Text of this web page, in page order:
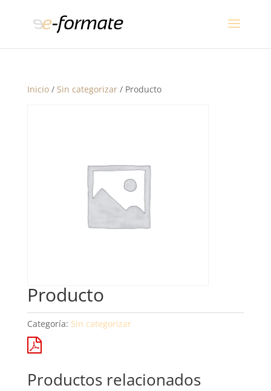
Inicio/ Sin categorizar/ Producto
Producto
Categoría: Sin categorizar
Productos relacionados